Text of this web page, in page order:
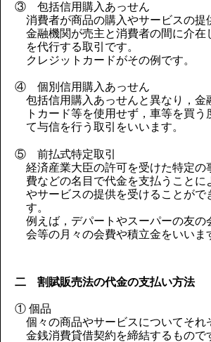
③ 包括信用購入あっせん
消費者が商品の購入やサービスの提
金融機関が売主と消費者の間に介在
を代行する取引です。
クレジットカードがその例です。
④ 個別信用購入あっせん
包括信用購入あっせんと異なり，金
トカード等を使用せず，車等を買う
て与信を行う取引をいいます。
⑤ 前払式特定取引
経済産業大臣の許可を受けた特定の
費などの名目で代金を支払うことに
やサービスの提供を受けることがで
す。
例えば，デパートやスーパーの友の
会等の月々の会費や積立金をいいま
二 割賦販売法の代金の支払い方法
① 個品
個々の商品やサービスについてそれ
金銭消費貸借契約を締結するもので